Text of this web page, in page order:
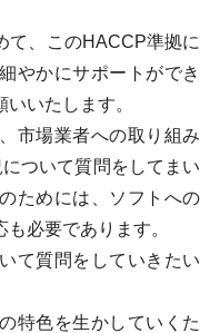
、このHACCP準拠に
やかにサポートができ
いたします。
市場業者への取り組み
ついて質問をしてまい
ためには、ソフトへの
必要であります。
て質問をしていきたい
特色を生かしていくた